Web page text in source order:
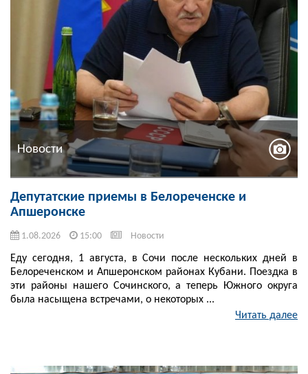
Новости
Депутатские приемы в Белореченске и
Апшеронске
1.08.2026 15:00 Новости
Еду сегодня, 1 августа, в Сочи после нескольких дней в
Белореченском и Апшеронском районах Кубани. Поездка в
эти районы нашего Сочинского, а теперь Южного округа
была насыщена встречами, о некоторых ...
Читать далее